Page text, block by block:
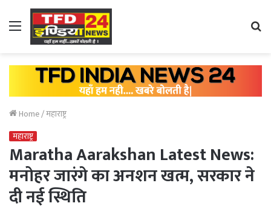
Menu
Home/महाराष्ट्र
महाराष्ट्र
Maratha Aarakshan Latest News:
मनोहर जारंगे का अनशन खत्म, सरकार ने
दी नई स्थिति